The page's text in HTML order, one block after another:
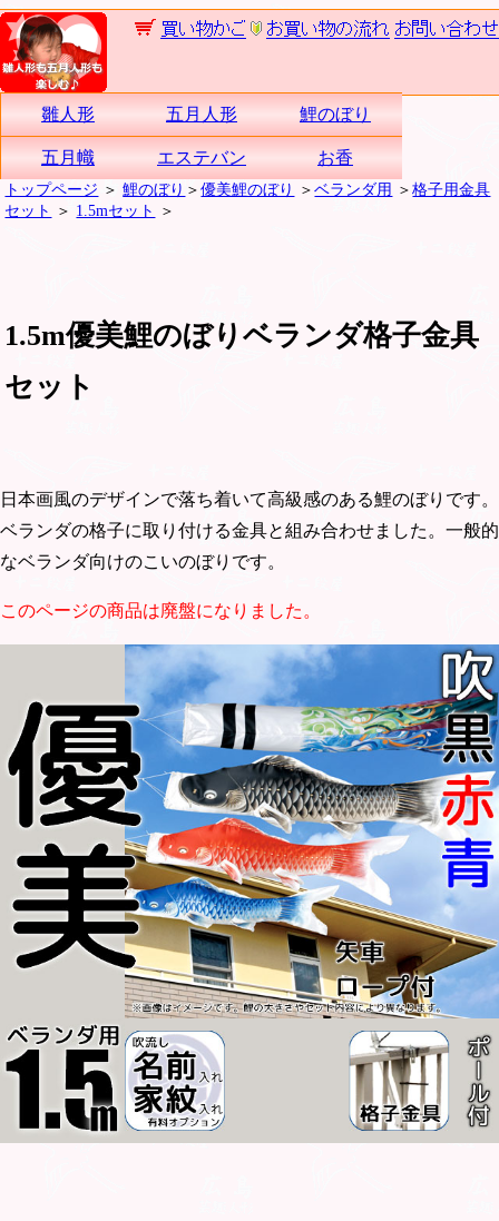
雛人形 五月人形 鯉のぼり
五月幟 エステバン お香
トップページ ＞鯉のぼり ＞優美鯉のぼり ＞ベランダ用 ＞格子用金具
セット
＞ 1.5mセット ＞
1.5m優美鯉のぼりベランダ格子金具
セット
日本画風のデザインで落ち着いて高級感のある鯉のぼりです。
ベランダの格子に取り付ける金具と組み合わせました。一般的
なベランダ向けのこいのぼりです。
このページの商品は廃盤になりました。